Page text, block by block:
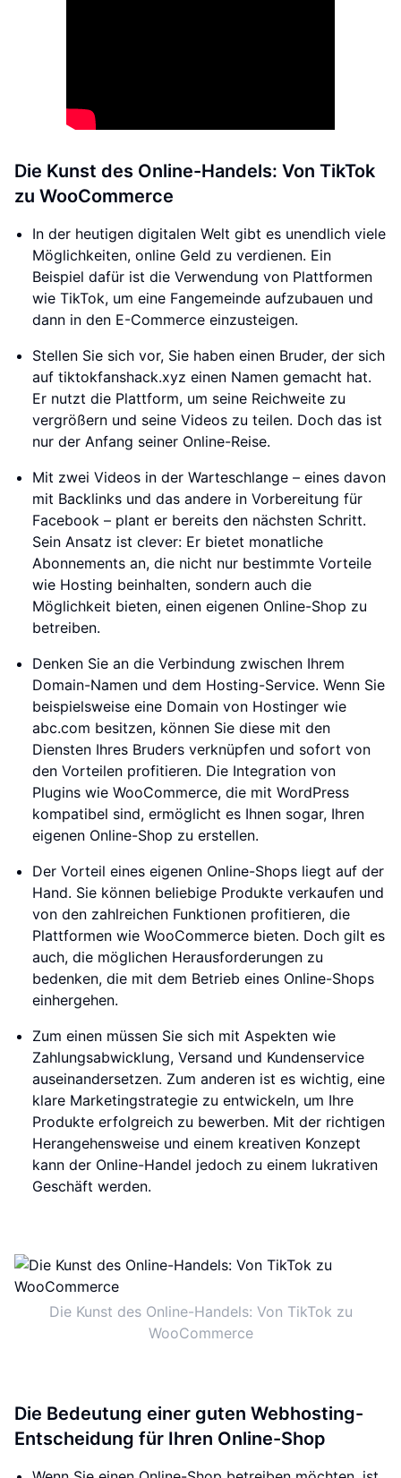
Die Kunst des Online-Handels: Von TikTok
zu WooCommerce
In der heutigen digitalen Welt gibt es unendlich viele
Möglichkeiten, online Geld zu verdienen. Ein
Beispiel dafür ist die Verwendung von Plattformen
wie TikTok, um eine Fangemeinde aufzubauen und
dann in den E-Commerce einzusteigen.
Stellen Sie sich vor, Sie haben einen Bruder, der sich
auf tiktokfanshack.xyz einen Namen gemacht hat.
Er nutzt die Plattform, um seine Reichweite zu
vergrößern und seine Videos zu teilen. Doch das ist
nur der Anfang seiner Online-Reise.
Mit zwei Videos in der Warteschlange – eines davon
mit Backlinks und das andere in Vorbereitung für
Facebook – plant er bereits den nächsten Schritt.
Sein Ansatz ist clever: Er bietet monatliche
Abonnements an, die nicht nur bestimmte Vorteile
wie Hosting beinhalten, sondern auch die
Möglichkeit bieten, einen eigenen Online-Shop zu
betreiben.
Denken Sie an die Verbindung zwischen Ihrem
Domain-Namen und dem Hosting-Service. Wenn Sie
beispielsweise eine Domain von Hostinger wie
abc.com besitzen, können Sie diese mit den
Diensten Ihres Bruders verknüpfen und sofort von
den Vorteilen profitieren. Die Integration von
Plugins wie WooCommerce, die mit WordPress
kompatibel sind, ermöglicht es Ihnen sogar, Ihren
eigenen Online-Shop zu erstellen.
Der Vorteil eines eigenen Online-Shops liegt auf der
Hand. Sie können beliebige Produkte verkaufen und
von den zahlreichen Funktionen profitieren, die
Plattformen wie WooCommerce bieten. Doch gilt es
auch, die möglichen Herausforderungen zu
bedenken, die mit dem Betrieb eines Online-Shops
einhergehen.
Zum einen müssen Sie sich mit Aspekten wie
Zahlungsabwicklung, Versand und Kundenservice
auseinandersetzen. Zum anderen ist es wichtig, eine
klare Marketingstrategie zu entwickeln, um Ihre
Produkte erfolgreich zu bewerben. Mit der richtigen
Herangehensweise und einem kreativen Konzept
kann der Online-Handel jedoch zu einem lukrativen
Geschäft werden.
Die Kunst des Online-Handels: Von TikTok zu
WooCommerce
Die Bedeutung einer guten Webhosting-
Entscheidung für Ihren Online-Shop